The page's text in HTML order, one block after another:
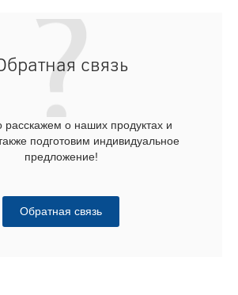
связь
расскажем о наших продуктах и
подготовим индивидуальное
предложение!
Обратная связь